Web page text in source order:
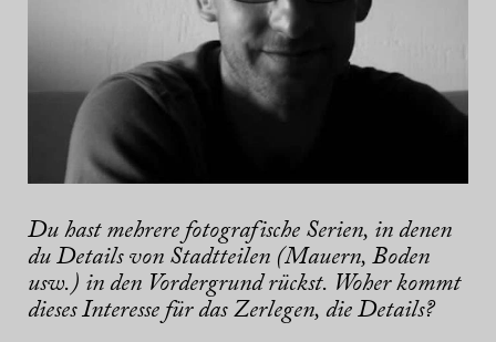
Du hast mehrere fotografische Serien, in denen
du Details von Stadtteilen (Mauern, Boden
usw.) in den Vordergrund rückst. Woher kommt
dieses Interesse für das Zerlegen, die Details?